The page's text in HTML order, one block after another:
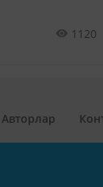
1120
Авторлар